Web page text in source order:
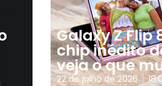
Galaxy Z Flip
chip inédito
veja o que
22 de julho de 2026